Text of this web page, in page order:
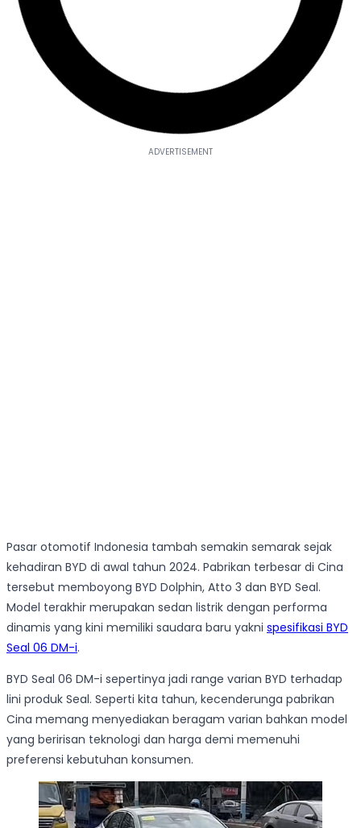
Pasar otomotif Indonesia tambah semakin semarak sejak
kehadiran BYD di awal tahun 2024. Pabrikan terbesar di Cina
tersebut memboyong BYD Dolphin, Atto 3 dan BYD Seal.
Model terakhir merupakan sedan listrik dengan performa
dinamis yang kini memiliki saudara baru yakni spesifikasi BYD
Seal 06 DM-i.
BYD Seal 06 DM-i sepertinya jadi range varian BYD terhadap
lini produk Seal. Seperti kita tahun, kecenderunga pabrikan
Cina memang menyediakan beragam varian bahkan model
yang beririsan teknologi dan harga demi memenuhi
preferensi kebutuhan konsumen.